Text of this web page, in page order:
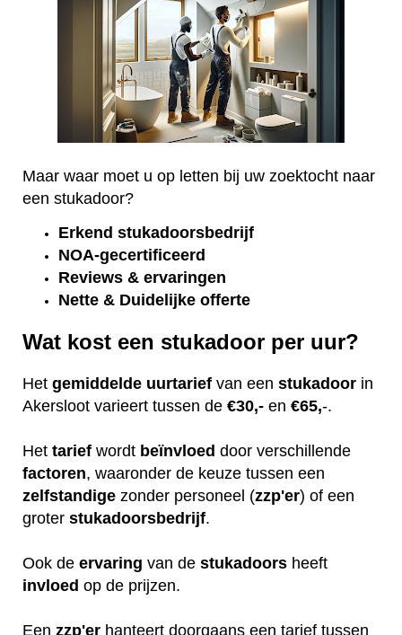
Maar waar moet u op letten bij uw zoektocht naar
een stukadoor?
Erkend stukadoorsbedrijf
NOA-gecertificeerd
Reviews & ervaringen
Nette & Duidelijke offerte
Wat kost een stukadoor per uur?
Het gemiddelde uurtarief van een stukadoor in
Akersloot varieert tussen de €30,- en €65,-.
Het tarief wordt beïnvloed door verschillende
factoren, waaronder de keuze tussen een
zelfstandige zonder personeel (zzp'er) of een
groter stukadoorsbedrijf.
Ook de ervaring van de stukadoors heeft
invloed op de prijzen.
Een zzp'er hanteert doorgaans een tarief tussen